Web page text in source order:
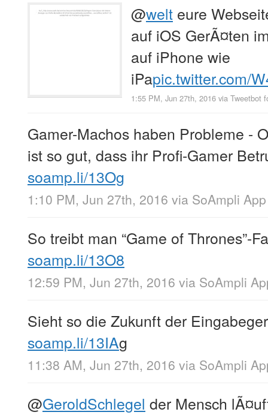
@welt eure
auf iOS GerÃ¤ten
auf iPhone wie
iPapic.twitter.com/
1:55 PM, Jun 27th, 2016 via Tweetbot
Gamer-Machos haben Probleme -
ist so gut, dass ihr Profi-Gamer
soamp.li/13Og
1:10 PM, Jun 27th, 2016 via SoAmpli App
So treibt man “Game of Thrones”-
soamp.li/13O8
12:59 PM, Jun 27th, 2016 via SoAmpli
Sieht so die Zukunft der
soamp.li/13IAg
11:38 AM, Jun 27th, 2016 via SoAmpli
@GeroldSchlegel der Mensch